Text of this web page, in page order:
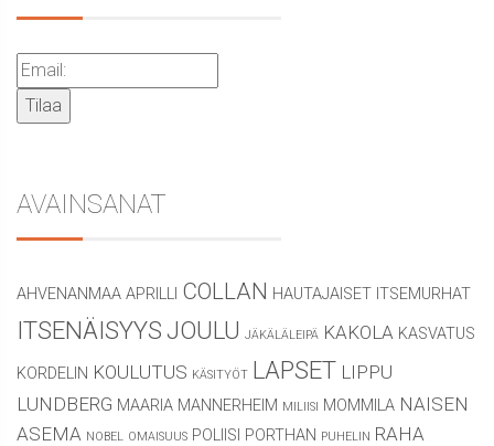
AVAINSANAT
AHVENANMAA APRILLI COLLAN HAUTAJAISET ITSEMURHAT
ITSENÄISYYS JOULU JÄKÄLÄLEIPÄ KAKOLA KASVATUS
KORDELIN KOULUTUS KÄSITYÖT LAPSET LIPPU
LUNDBERG MAARIA MANNERHEIM MILIISI MOMMILA NAISEN
ASEMA NOBEL OMAISUUS POLIISI PORTHAN PUHELIN RAHA